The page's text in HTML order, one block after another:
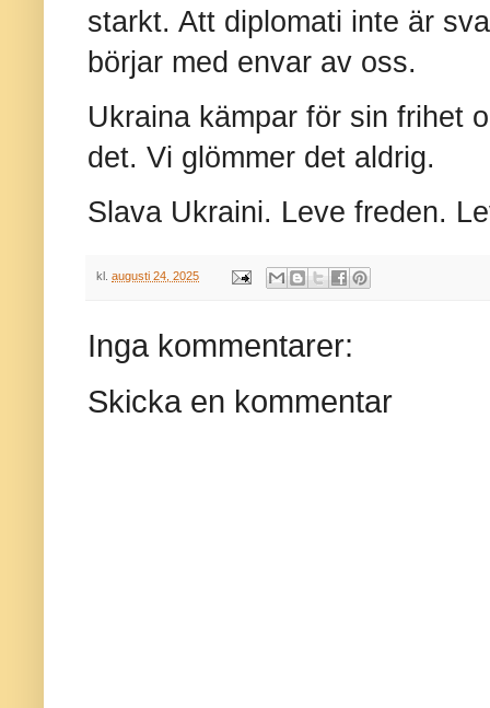
starkt. Att diplomati inte är
börjar med envar av oss.
Ukraina kämpar för sin frihet
det. Vi glömmer det aldrig.
Slava Ukraini. Leve freden.
kl. augusti 24, 2025
Inga kommentarer:
Skicka en kommentar